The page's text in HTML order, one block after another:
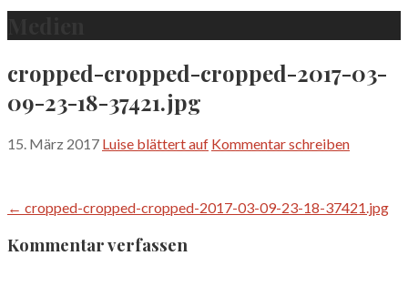
cropped-cropped-cropped-2017-03-
09-23-18-37421.jpg
15. März 2017 Luise blättert auf Kommentar schreiben
Beitragsnavigation
← cropped-cropped-cropped-2017-03-09-23-18-37421.jpg
Kommentar verfassen